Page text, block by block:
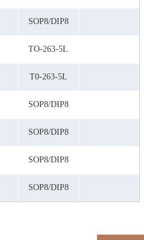
SOP8/DIP8
TO-263-5L
T0-263-5L
SOP8/DIP8
SOP8/DIP8
SOP8/DIP8
SOP8/DIP8